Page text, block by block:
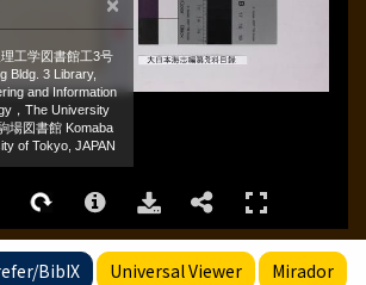
BibIX Universal Viewer Mirador